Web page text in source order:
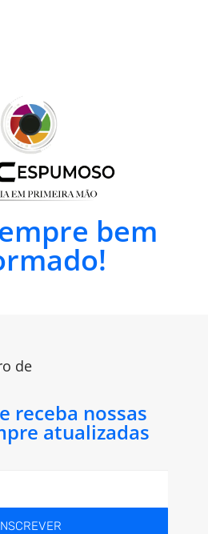
bem
de
receba nossas
atualizadas